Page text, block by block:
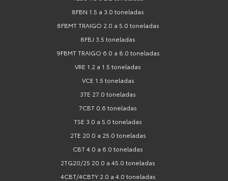
8FBN 1.5 a 3.0 toneladas
8FBMT TRAIGO 2.0 a 5.0 toneladas
8FBJ 3.5 toneladas
9FBMT TRAIGO 6.0 a 8.0 toneladas
VRE 1.2 a 1.5 toneladas
VCE 1.5 toneladas
3TE 27.0 toneladas
7CBT 0.6 toneladas
TSE 3.0 a 5.0 toneladas
2TE 20.0 a 25.0 toneladas
CBT 4.0 a 6.0 toneladas
2TG20/25 20.0 a 45.0 toneladas
4CBT/4CBTY 2.0 a 4.0 toneladas